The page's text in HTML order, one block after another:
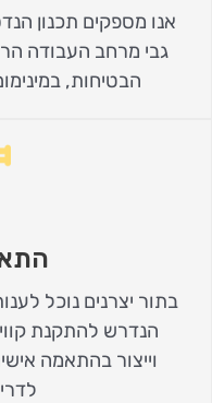
אנו מספקים תכנון
גבי מרחב העבודה
הבטיחות,
בתור יצרנים נוכל
הנדרש להתקנת
וייצור בהתאמה